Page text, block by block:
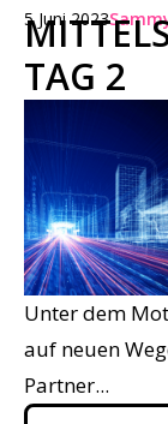
TAG 2
5 Juni 2023
Unter dem
auf neuen
Partner...